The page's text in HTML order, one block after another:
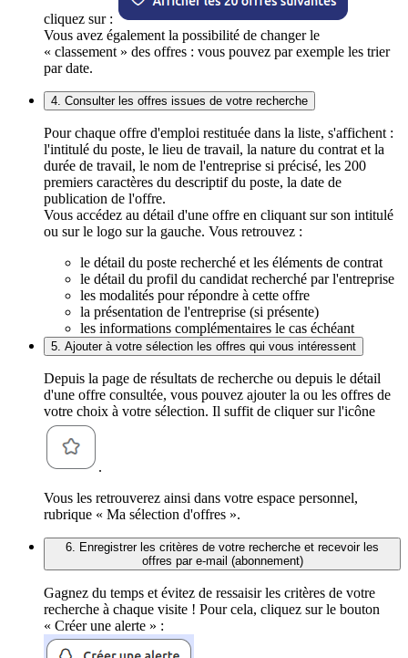
cliquez sur :
Vous avez également la possibilité de changer le
« classement » des offres : vous pouvez par exemple les trier
par date.
4. Consulter les offres issues de votre recherche
Pour chaque offre d'emploi restituée dans la liste, s'affichent :
l'intitulé du poste, le lieu de travail, la nature du contrat et la
durée de travail, le nom de l'entreprise si précisé, les 200
premiers caractères du descriptif du poste, la date de
publication de l'offre.
Vous accédez au détail d'une offre en cliquant sur son intitulé
ou sur le logo sur la gauche. Vous retrouvez :
le détail du poste recherché et les éléments de contrat
le détail du profil du candidat recherché par l'entreprise
les modalités pour répondre à cette offre
la présentation de l'entreprise (si présente)
les informations complémentaires le cas échéant
5. Ajouter à votre sélection les offres qui vous intéressent
Depuis la page de résultats de recherche ou depuis le détail
d'une offre consultée, vous pouvez ajouter la ou les offres de
votre choix à votre sélection. Il suffit de cliquer sur l'icône
.
Vous les retrouverez ainsi dans votre espace personnel,
rubrique « Ma sélection d'offres ».
6. Enregistrer les critères de votre recherche et recevoir les
offres par e-mail (abonnement)
Gagnez du temps et évitez de ressaisir les critères de votre
recherche à chaque visite ! Pour cela, cliquez sur le bouton
« Créer une alerte » :